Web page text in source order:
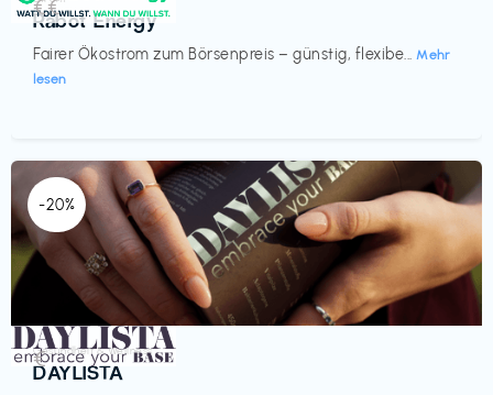
Rabot Energy
Fairer Ökostrom zum Börsenpreis – günstig, flexibe... Mehr
lesen
€€‎
-20%
Gesundheit & Wellness
DAYLISTA
€‎